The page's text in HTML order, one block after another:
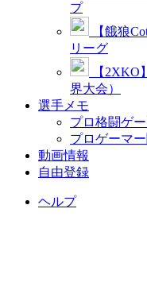
プ
【餓狼
リーグ
【2XKO
界大会）
選手メモ
プロ格闘ゲ
プロゲーマ
動画情報
自由登録
ヘルプ